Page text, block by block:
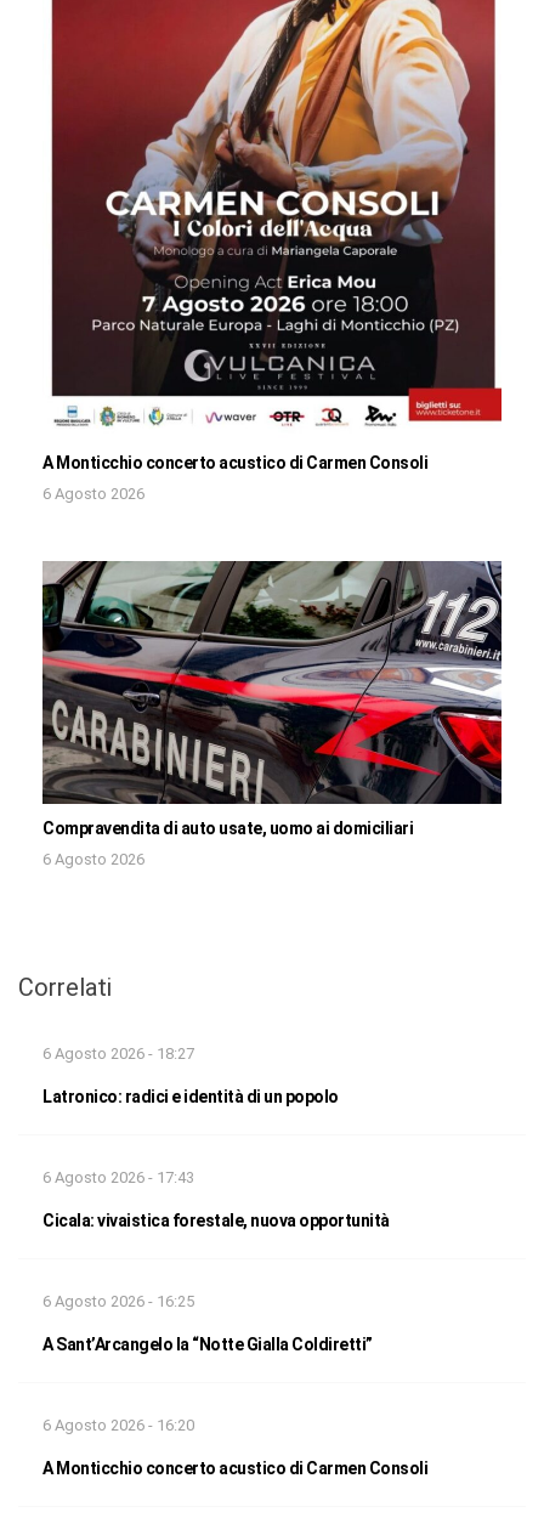
A Monticchio concerto acustico di Carmen Consoli
6 Agosto 2026
Compravendita di auto usate, uomo ai domiciliari
6 Agosto 2026
Correlati
6 Agosto 2026 - 18:27
Latronico: radici e identità di un popolo
6 Agosto 2026 - 17:43
Cicala: vivaistica forestale, nuova opportunità
6 Agosto 2026 - 16:25
A Sant’Arcangelo la “Notte Gialla Coldiretti”
6 Agosto 2026 - 16:20
A Monticchio concerto acustico di Carmen Consoli